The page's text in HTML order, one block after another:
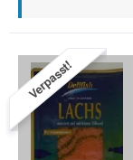
Verpasst!